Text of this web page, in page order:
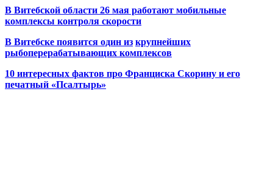
В Витебской области 26 мая работают мобильные
комплексы контроля скорости
В Витебске появится один из крупнейших
рыбоперерабатывающих комплексов
10 интересных фактов про Франциска Скорину и его
печатный «Псалтырь»